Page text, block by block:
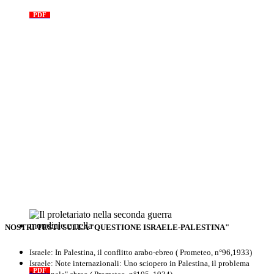
PDF
mondiale e nella "Resistenza"
antifascista
PDF Quaderno n°4 (nuova edizione 2021)
NOSTRI TESTI SULLA "QUESTIONE ISRAELE-PALESTINA"
Israele: In Palestina, il conflitto arabo-ebreo ( Prometeo, n°96,1933)
Israele: Note internazionali: Uno sciopero in Palestina, il problema